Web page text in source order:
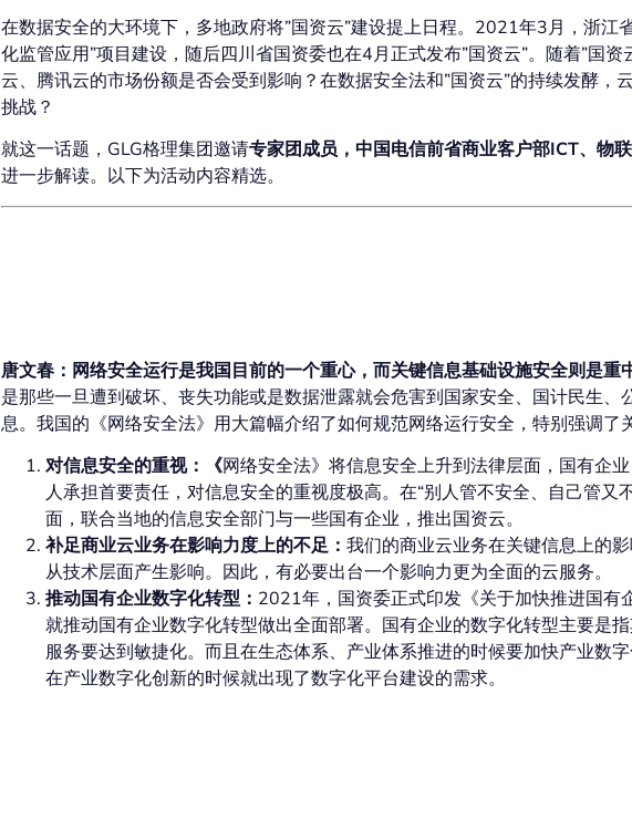
在数据安全的大环境下，多地政府将”国资云”建设提上日程。2021年3月，浙江
化监管应用”项目建设，随后四川省国资委也在4月正式发布”国资云”。随着”国
云、腾讯云的市场份额是否会受到影响？在数据安全法和”国资云”的持续发酵，
挑战？
就这一话题，GLG格理集团邀请专家团成员，中国电信前省商业客户部ICT、物
进一步解读。以下为活动内容精选。
唐文春：网络安全运行是我国目前的一个重心，而关键信息基础设施安全则是重
是那些一旦遭到破坏、丧失功能或是数据泄露就会危害到国家安全、国计民生、
息。我国的《网络安全法》用大篇幅介绍了如何规范网络运行安全，特别强调了
对信息安全的重视：《网络安全法》将信息安全上升到法律层面，国有企
人承担首要责任，对信息安全的重视度极高。在“别人管不安全、自己管又
面，联合当地的信息安全部门与一些国有企业，推出国资云。
补足商业云业务在影响力度上的不足： 我们的商业云业务在关键信息上的
从技术层面产生影响。因此，有必要出台一个影响力更为全面的云服务。
推动国有企业数字化转型： 2021年，国资委正式印发《关于加快推进国有
就推动国有企业数字化转型做出全面部署。国有企业的数字化转型主要是
服务要达到敏捷化。而且在生态体系、产业体系推进的时候要加快产业数
在产业数字化创新的时候就出现了数字化平台建设的需求。